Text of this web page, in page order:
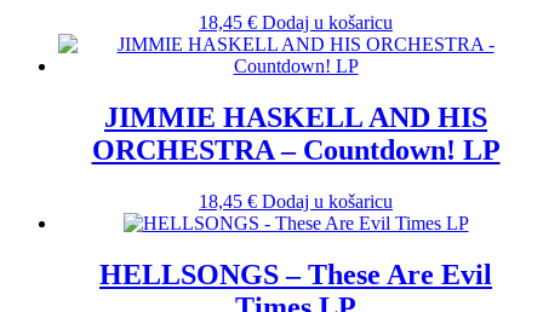
18,45 € Dodaj u košaricu
JIMMIE HASKELL AND HIS
ORCHESTRA – Countdown! LP
18,45 € Dodaj u košaricu
HELLSONGS – These Are Evil